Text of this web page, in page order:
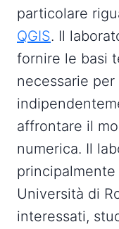
particolare
QGIS. Il
fornire le basi
necessarie
affrontare il
numerica. Il
Università di
interessati,